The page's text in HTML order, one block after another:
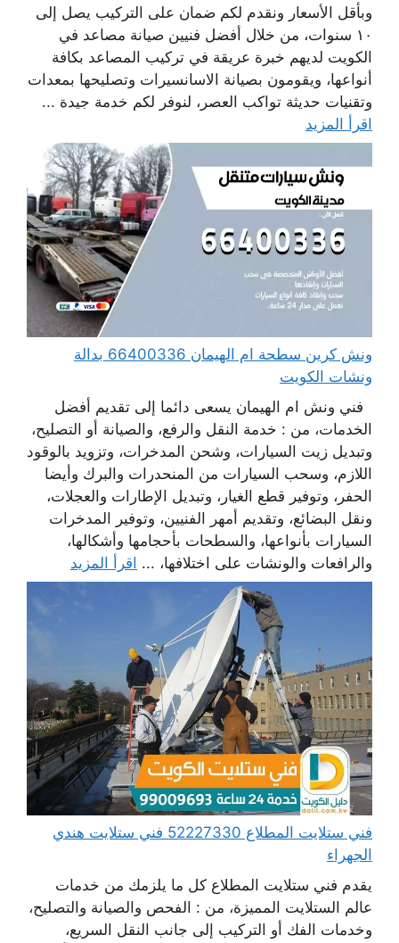
وبأقل الأسعار ونقدم لكم ضمان على التركيب يصل إلى
١٠ سنوات، من خلال أفضل فنيين صيانة مصاعد في
الكويت لديهم خبرة عريقة في تركيب المصاعد بكافة
أنواعها، ويقومون بصيانة الاسانسيرات وتصليحها بمعدات
وتقنيات حديثة تواكب العصر، لنوفر لكم خدمة جيدة ...
اقرأ المزيد
ونش كرين سطحة ام الهيمان 66400336 بدالة
ونشات الكويت
فني ونش ام الهيمان يسعى دائما إلى تقديم أفضل
الخدمات، من : خدمة النقل والرفع، والصيانة أو التصليح،
وتبديل زيت السيارات، وشحن المدخرات، وتزويد بالوقود
اللازم، وسحب السيارات من المنحدرات والبرك وأيضا
الحفر، وتوفير قطع الغيار، وتبديل الإطارات والعجلات،
ونقل البضائع، وتقديم أمهر الفنيين، وتوفير المدخرات
السيارات بأنواعها، والسطحات بأحجامها وأشكالها،
والرافعات والونشات على اختلافها، ... اقرأ المزيد
فني ستلايت المطلاع 52227330 فني ستلايت هندي
الجهراء
يقدم فني ستلايت المطلاع كل ما يلزمك من خدمات
عالم الستلايت المميزة، من : الفحص والصيانة والتصليح،
وخدمات الفك أو التركيب إلى جانب النقل السريع،